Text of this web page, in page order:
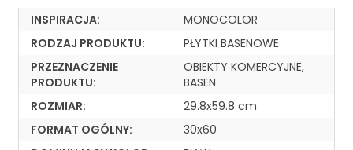
INSPIRACJA:
MONOCOLOR
RODZAJ PRODUKTU:
PŁYTKI BASENOWE
PRZEZNACZENIE
PRODUKTU:
OBIEKTY KOMERCYJNE,
BASEN
ROZMIAR:
29.8x59.8 cm
FORMAT OGÓLNY:
30x60